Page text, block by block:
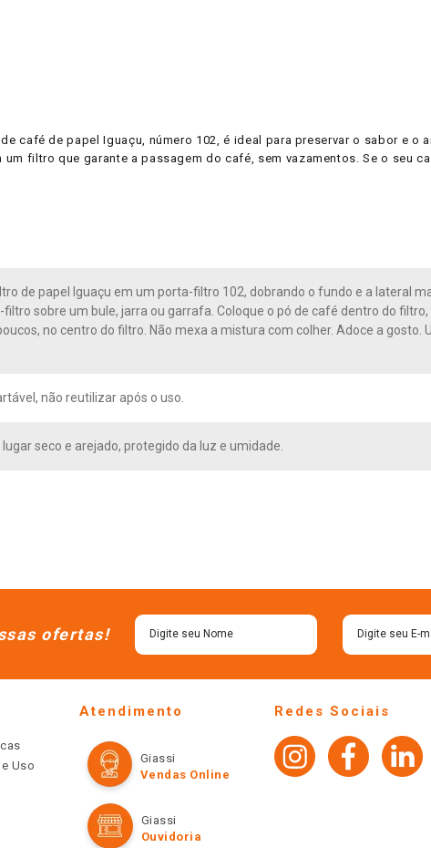
café de papel Iguaçu, número 102, é ideal para preservar o sabor e
filtro que garante a passagem do café, sem vazamentos. Se o seu
de papel Iguaçu em um porta-filtro 102, dobrando o fundo e a lateral
sobre um bule, jarra ou garrafa. Coloque o pó de café dentro do
no centro do filtro. Não mexa a mistura com colher. Adoce a gosto.
não reutilizar após o uso.
seco e arejado, protegido da luz e umidade.
ofertas!
Uso
Atendimento
Giassi
Vendas Online
Giassi
Ouvidoria
Redes Sociais